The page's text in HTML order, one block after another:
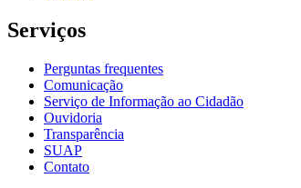
Serviços
Perguntas frequentes
Comunicação
Serviço de Informação ao Cidadão
Ouvidoria
Transparência
SUAP
Contato